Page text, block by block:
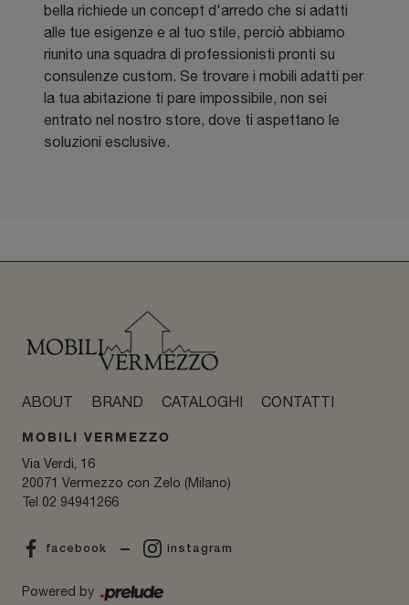
bella richiede un concept d'arredo che si adatti
alle tue esigenze e al tuo stile, perciò abbiamo
riunito una squadra di professionisti pronti su
consulenze custom. Se trovare i mobili adatti per
la tua abitazione ti pare impossibile, non sei
entrato nel nostro store, dove ti aspettano le
soluzioni esclusive.
ABOUT BRAND CATALOGHI CONTATTI
MOBILI VERMEZZO
Via Verdi, 16
20071 Vermezzo con Zelo (Milano)
Tel 02 94941266
facebook instagram
Powered by